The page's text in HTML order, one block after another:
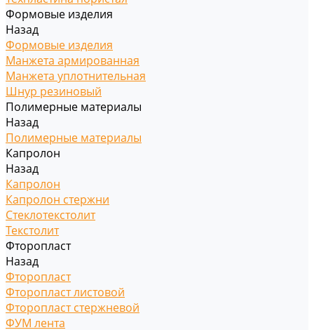
Формовые изделия
Назад
Формовые изделия
Манжета армированная
Манжета уплотнительная
Шнур резиновый
Полимерные материалы
Назад
Полимерные материалы
Капролон
Назад
Капролон
Капролон стержни
Стеклотекстолит
Текстолит
Фторопласт
Назад
Фторопласт
Фторопласт листовой
Фторопласт стержневой
ФУМ лента